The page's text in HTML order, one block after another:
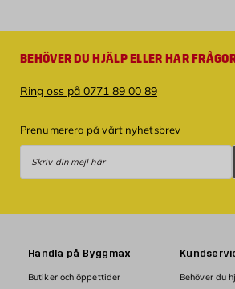
BEHÖVER DU HJÄLP ELLER HAR
Ring oss på 0771 89 00 89
Prenumerera på vårt nyhetsbrev
Handla på Byggmax
Butiker och öppettider
Behöver du